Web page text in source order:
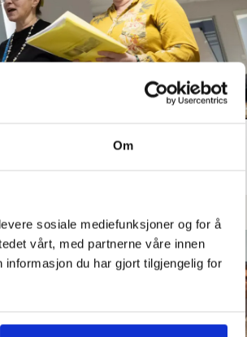
Om
sosiale mediefunksjoner og for å
vårt, med partnerne våre innen
du har gjort tilgjengelig for
synger i Nav-kor